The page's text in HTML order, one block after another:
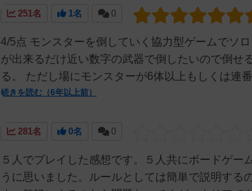
251名 1名 0
4/5点 モンスターを倒していく協力型ゲームでソ
が出来るだけ近い数字の武器で倒したいので倒せ
る。 ただし場にモンスターが6体以上もしくは連
続きを読む（6年以上前）
281名 0名 0
５人でプレイした感想です。５人共にボードゲー
うに思いました。ルールとしては簡単で説明する